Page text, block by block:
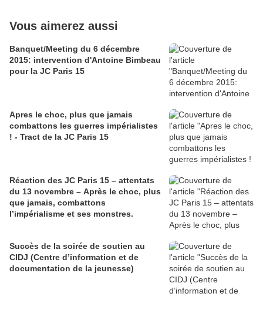
Vous aimerez aussi
Banquet/Meeting du 6 décembre
2015: intervention d'Antoine Bimbeau
pour la JC Paris 15
Apres le choc, plus que jamais
combattons les guerres impérialistes
! - Tract de la JC Paris 15
Réaction des JC Paris 15 – attentats
du 13 novembre – Après le choc, plus
que jamais, combattons
l’impérialisme et ses monstres.
Succès de la soirée de soutien au
CIDJ (Centre d’information et de
documentation de la jeunesse)